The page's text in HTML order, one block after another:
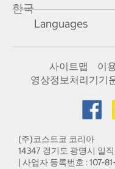
한국
Languages
사이트맵 이
영상정보처리기기
(주)코스트코 코리아
14347 경기도 광명시 일
| 사업자 등록번호 : 107-